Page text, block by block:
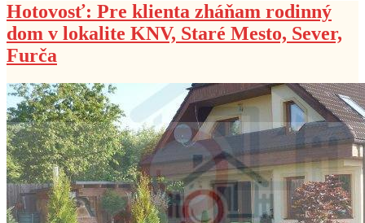
Hotovosť: Pre klienta zháňam rodinný
dom v lokalite KNV, Staré Mesto, Sever,
Furča